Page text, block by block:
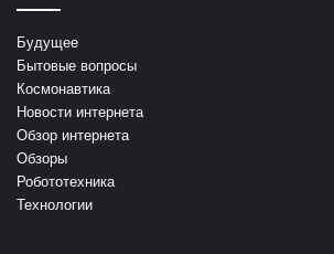
Будущее
Бытовые вопросы
Космонавтика
Новости интернета
Обзор интернета
Обзоры
Робототехника
Технологии